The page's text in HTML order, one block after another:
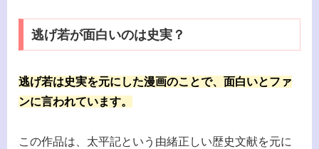
逃げ若が面白いのは史実？
逃げ若は史実を元にした漫画のことで、面白いとファ
ンに言われています。
この作品は、太平記という由緒正しい歴史文献を元に